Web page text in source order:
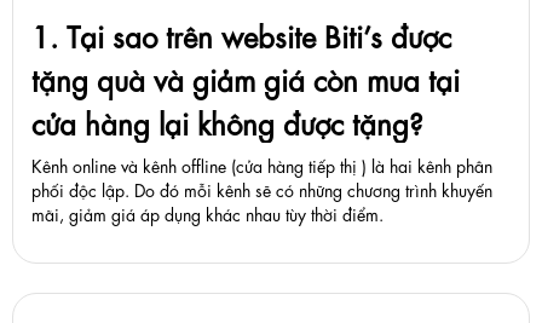
1. Tại sao trên website Biti’s được
tặng quà và giảm giá còn mua tại
cửa hàng lại không được tặng?
Kênh online và kênh offline (cửa hàng tiếp thị ) là hai kênh phân
phối độc lập. Do đó mỗi kênh sẽ có những chương trình khuyến
mãi, giảm giá áp dụng khác nhau tùy thời điểm.